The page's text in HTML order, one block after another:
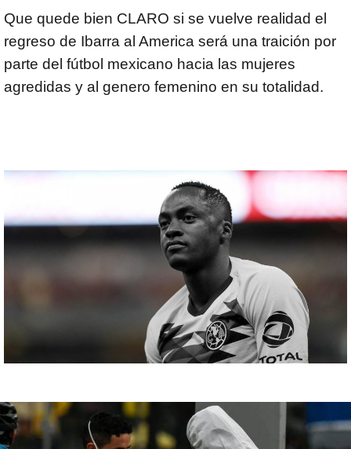
Que quede bien CLARO si se vuelve realidad el
regreso de Ibarra al America será una traición por
parte del fútbol mexicano hacia las mujeres
agredidas y al genero femenino en su totalidad.